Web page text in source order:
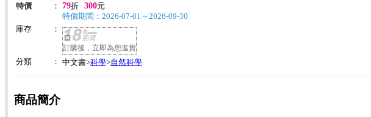
特價
： 79折 300元
特價期間：2026-07-01～2026-09-30
庫存
：
訂購後，立即為您進貨
分類
： 中文書>科學>自然科學
商品簡介